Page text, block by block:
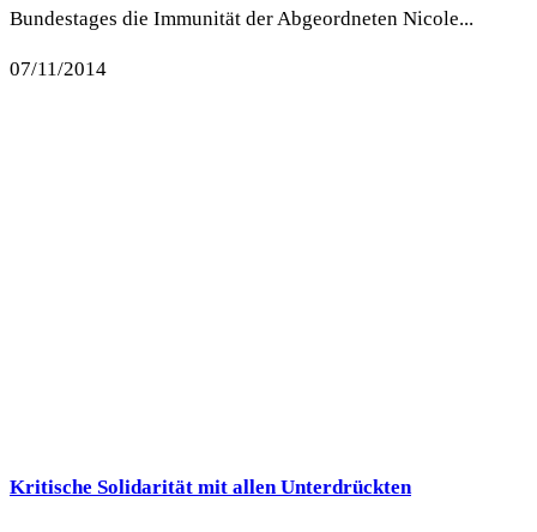
Bundestages die Immunität der Abgeordneten Nicole...
07/11/2014
Kritische Solidarität mit allen Unterdrückten